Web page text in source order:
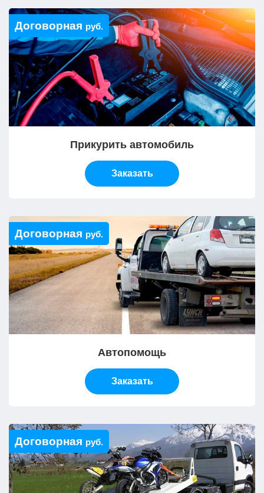
Договорная руб.
Прикурить автомобиль
Заказать
Договорная руб.
Автопомощь
Заказать
Договорная руб.